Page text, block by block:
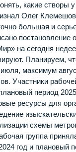
какие створы
Олег
большая и
постановление
на сегодня
Планируем,
максимум
Участники
период
ресурсы для
схемы
группа
год и плановый